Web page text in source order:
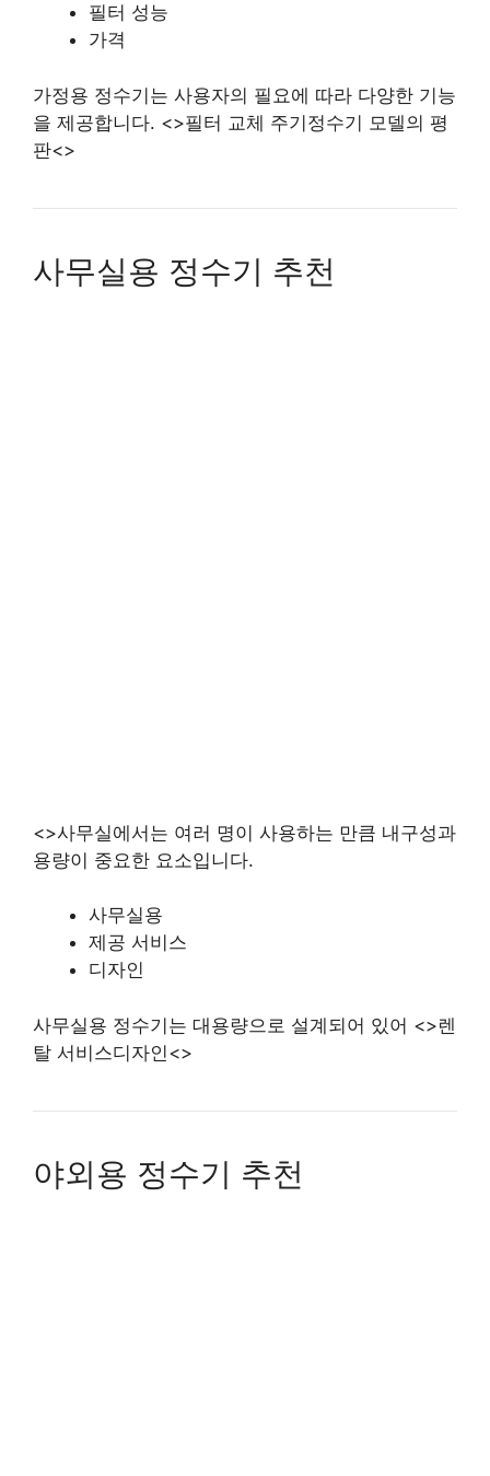
필터 성능
가격
가정용 정수기는 사용자의 필요에 따라 다양한 기능
을 제공합니다. <>필터 교체 주기정수기 모델의 평
판<>
사무실용 정수기 추천
<>사무실에서는 여러 명이 사용하는 만큼 내구성과
용량이 중요한 요소입니다.
사무실용
제공 서비스
디자인
사무실용 정수기는 대용량으로 설계되어 있어 <>렌
탈 서비스디자인<>
야외용 정수기 추천